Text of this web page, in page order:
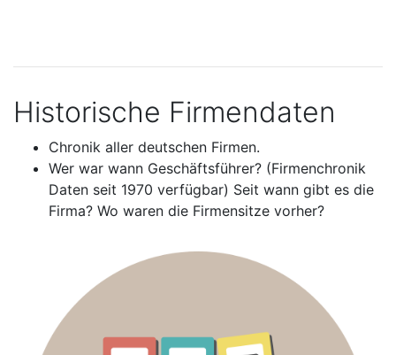
Historische Firmendaten
Chronik aller deutschen Firmen.
Wer war wann Geschäftsführer? (Firmenchronik
Daten seit 1970 verfügbar) Seit wann gibt es die
Firma? Wo waren die Firmensitze vorher?